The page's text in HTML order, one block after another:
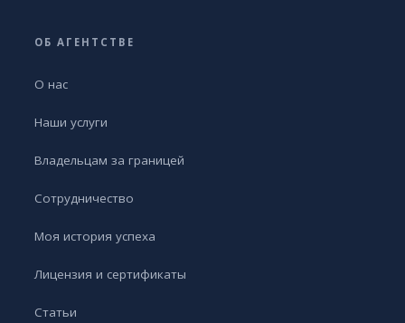
ОБ АГЕНТСТВЕ
О нас
Наши услуги
Владельцам за границей
Сотрудничество
Моя история успеха
Лицензия и сертификаты
Статьи